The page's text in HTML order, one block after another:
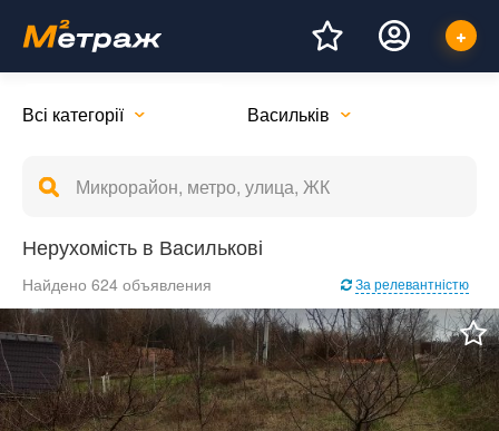
Всі категорії Васильків
Нерухомість в Василькові
Найдено 624 объявления За релевантністю